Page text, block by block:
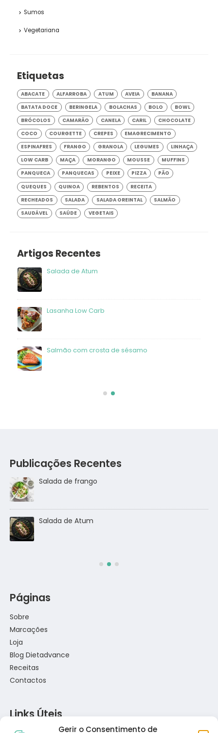
Gerir o Consentimento de
Sumos
Vegetariana
Etiquetas
ABACATE ALFARROBA ATUM AVEIA
BANANA
BATATA DOCE
BERINGELA BOLACHAS BOLO
BOWL
BRÓCOLOS
CAMARÃO CANELA CARIL
CHOCOLATE
COCO
COURGETTE CREPES
EMAGRECIMENTO
ESPINAFRES
FRANGO GRANOLA LEGUMES
LINHAÇA
LOW CARB
MAÇA MORANGO MOUSSE
MUFFINS
PANQUECA
PANQUECAS PEIXE PIZZA
PÃO
QUEQUES
QUINOA REBENTOS
RECEITA
RECHEADOS
SALADA SALADA OREINTAL
SALMÃO
SAUDÁVEL
SAÚDE VEGETAIS
Artigos Recentes
Salada de Atum
Lasanha Low Carb
Salmão com crosta de sésamo
Publicações Recentes
Salada de frango
Salada de Atum
Páginas
Sobre
Marcações
Loja
Blog Dietadvance
Receitas
Contactos
Links Úteis